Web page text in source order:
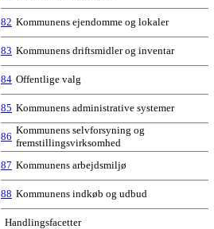
82 Kommunens ejendomme og lokaler
83 Kommunens driftsmidler og inventar
84 Offentlige valg
85 Kommunens administrative systemer
86
Kommunens selvforsyning og
fremstillingsvirksomhed
87 Kommunens arbejdsmiljø
88 Kommunens indkøb og udbud
Handlingsfacetter